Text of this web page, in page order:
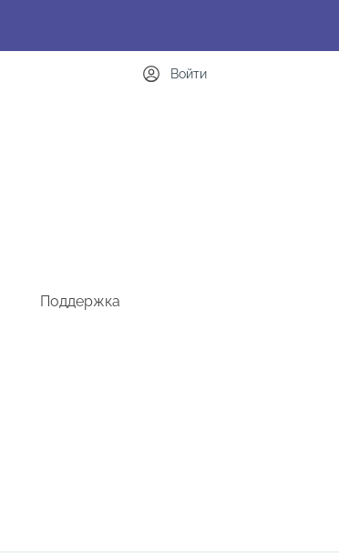
Поддержка
Войти